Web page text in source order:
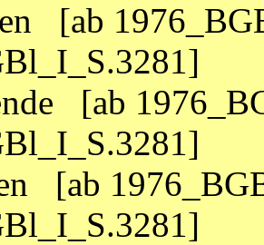
[ab
[ab
[ab